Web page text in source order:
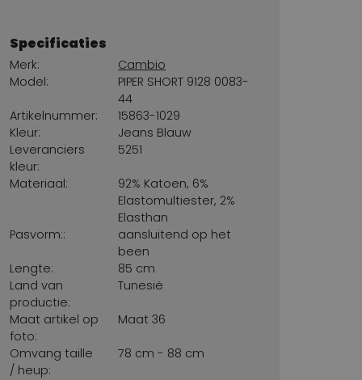
Specificaties
Merk:
Cambio
Model:
PIPER SHORT 9128 0083-
44
Artikelnummer:
15863-1029
Kleur:
Jeans Blauw
Leveranciers
kleur:
5251
Materiaal:
92% Katoen, 6%
Elastomultiester, 2%
Elasthan
Pasvorm::
aansluitend op het
been
Lengte:
85 cm
Land van
productie:
Tunesië
Maat artikel op
foto:
Maat 36
Omvang taille
/ heup:
78 cm - 88 cm